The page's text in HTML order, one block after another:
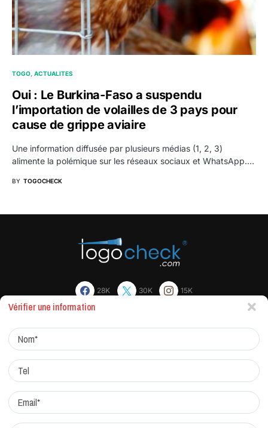
TOGO ACTUALITES
Oui : Le Burkina-Faso a suspendu
l’importation de volailles de 3 pays pour
cause de grippe aviaire
Une information diffusée par plusieurs médias (1, 2, 3)
alimente la polémique sur les réseaux sociaux et WhatsApp.…
BY TOGOCHECK
28K 30K 15K
Protocole de correction
Vérifier une information